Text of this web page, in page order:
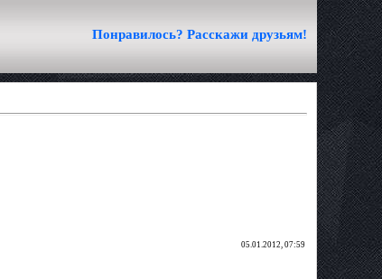
Понравилось? Расскажи друзьям!
05.01.2012, 07:59